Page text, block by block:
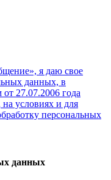
я даю свое
данных, в
27.07.2006 года
условиях и для
персональных
данных